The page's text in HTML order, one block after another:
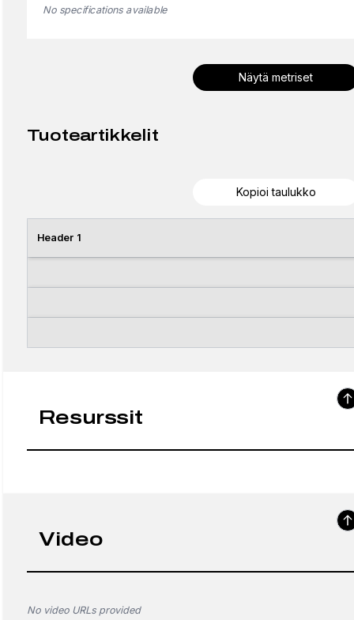
No specifications available
Näytä metriset
Tuoteartikkelit
Kopioi taulukko
Header 1
Resurssit
Video
No video URLs provided